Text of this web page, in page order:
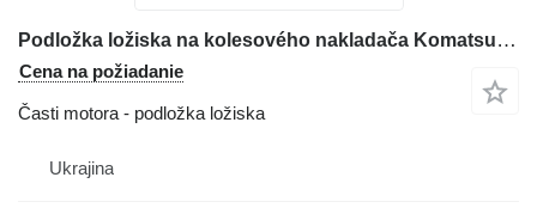
Podložka ložiska na kolesového nakladača Komatsu WA430
Cena na požiadanie
Časti motora - podložka ložiska
Ukrajina